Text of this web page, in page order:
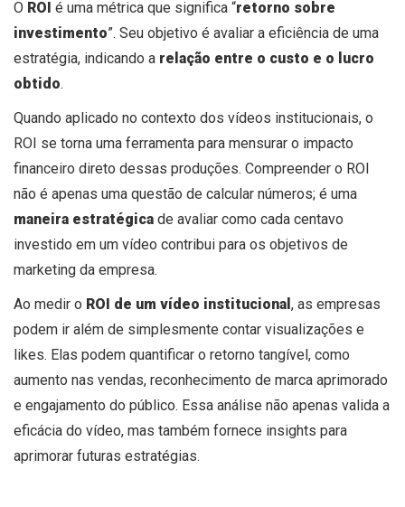
O ROI é uma métrica que significa “retorno sobre
investimento”. Seu objetivo é avaliar a eficiência de uma
estratégia, indicando a relação entre o custo e o lucro
obtido.
Quando aplicado no contexto dos vídeos institucionais, o
ROI se torna uma ferramenta para mensurar o impacto
financeiro direto dessas produções. Compreender o ROI
não é apenas uma questão de calcular números; é uma
maneira estratégica de avaliar como cada centavo
investido em um vídeo contribui para os objetivos de
marketing da empresa.
Ao medir o ROI de um vídeo institucional , as empresas
podem ir além de simplesmente contar visualizações e
likes. Elas podem quantificar o retorno tangível, como
aumento nas vendas, reconhecimento de marca aprimorado
e engajamento do público. Essa análise não apenas valida a
eficácia do vídeo, mas também fornece insights para
aprimorar futuras estratégias.